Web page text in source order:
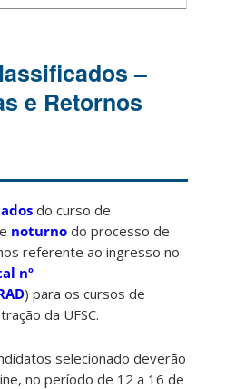
–
e Retornos
do curso de
e noturno do processo de
referente ao ingresso no
nº
) para os cursos de
da UFSC.
selecionado deverão
no período de 12 a 16 de